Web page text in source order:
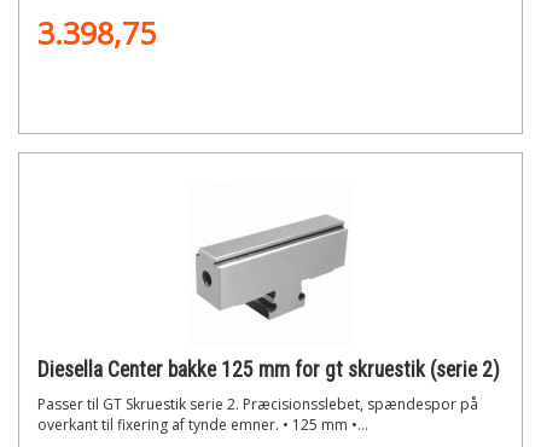
3.398,75
Diesella Center bakke 125 mm for gt skruestik (serie 2)
Passer til GT Skruestik serie 2. Præcisionsslebet, spændespor på
overkant til fixering af tynde emner. • 125 mm •...